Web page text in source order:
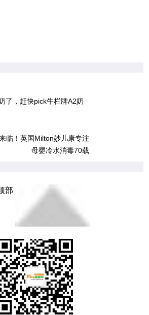
了，赶快pick牛栏牌A2奶
临！英国Milton妙儿康专注
母婴冷水消毒70载
部